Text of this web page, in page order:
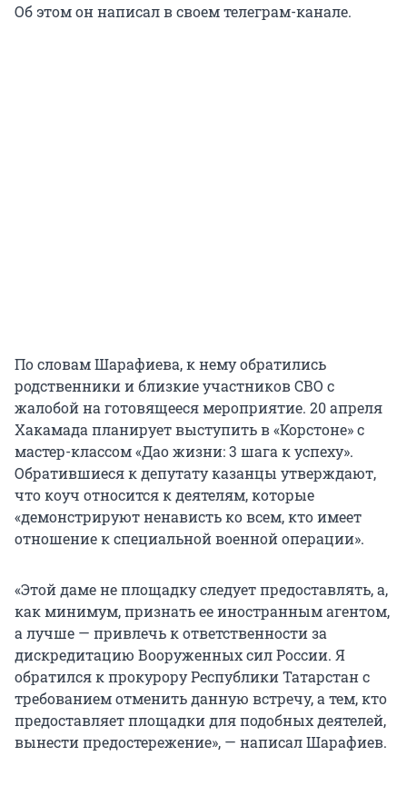
Об этом он написал в своем телеграм-канале.
По словам Шарафиева, к нему обратились
родственники и близкие участников СВО с
жалобой на готовящееся мероприятие. 20 апреля
Хакамада планирует выступить в «Корстоне» с
мастер-классом «Дао жизни: 3 шага к успеху».
Обратившиеся к депутату казанцы утверждают,
что коуч относится к деятелям, которые
«демонстрируют ненависть ко всем, кто имеет
отношение к специальной военной операции».
«Этой даме не площадку следует предоставлять, а,
как минимум, признать ее иностранным агентом,
а лучше — привлечь к ответственности за
дискредитацию Вооруженных сил России. Я
обратился к прокурору Республики Татарстан с
требованием отменить данную встречу, а тем, кто
предоставляет площадки для подобных деятелей,
вынести предостережение», — написал Шарафиев.